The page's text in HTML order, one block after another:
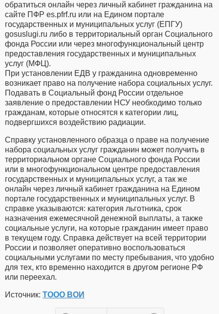
обратиться онлайн через личный кабинет гражданина на
сайте ПФР es.pfrf.ru или на Едином портале
государственных и муниципальных услуг (ЕПГУ)
gosuslugi.ru либо в территориальный орган Социального
фонда России или через многофункциональный центр
предоставления государственных и муниципальных
услуг (МФЦ).
При установлении ЕДВ у гражданина одновременно
возникает право на получение набора социальных услуг.
Подавать в Социальный фонд России отдельное
заявление о предоставлении НСУ необходимо только
гражданам, которые относятся к категории лиц,
подвергшихся воздействию радиации.
Справку установленного образца о праве на получение
набора социальных услуг гражданин может получить в
территориальном органе Социального фонда России
или в многофункциональном центре предоставления
государственных и муниципальных услуг, а так же
онлайн через личный кабинет гражданина на Едином
портале государственных и муниципальных услуг. В
справке указываются: категория льготника, срок
назначения ежемесячной денежной выплаты, а также
социальные услуги, на которые гражданин имеет право
в текущем году. Справка действует на всей территории
России и позволяет оперативно воспользоваться
социальными услугами по месту пребывания, что удобно
для тех, кто временно находится в другом регионе РФ
или переехал.
Источник: ТООО ВОИ